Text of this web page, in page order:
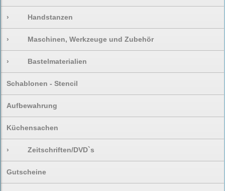
› Handstanzen
› Maschinen, Werkzeuge und Zubehör
› Bastelmaterialien
Schablonen - Stencil
Aufbewahrung
Küchensachen
› Zeitschriften/DVD`s
Gutscheine